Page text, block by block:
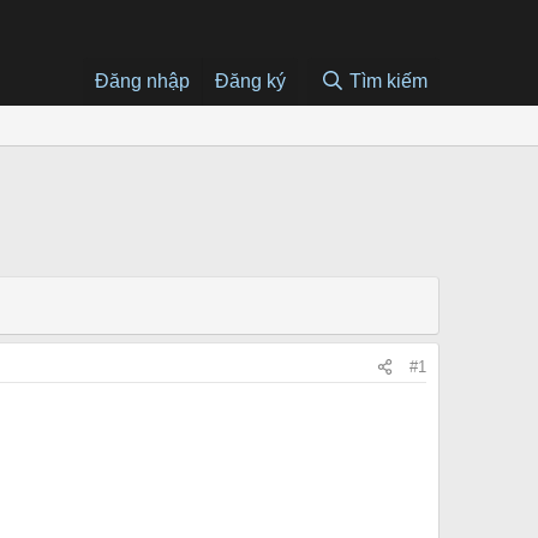
Đăng nhập Đăng ký Tìm kiếm
#1